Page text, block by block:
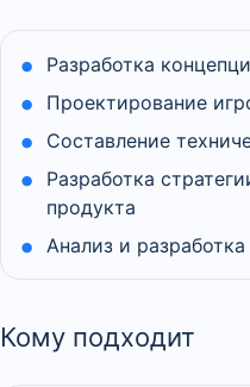
Разработка
Проектирование
Составление
Разработка
продукта
Анализ и
Кому подходит